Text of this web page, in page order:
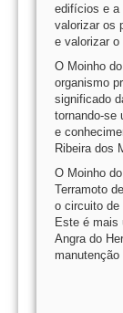
edifícios e a
valorizar os
e valorizar o
O Moinho
organismo
significado
tornando-se
e
Ribeira dos
O Moinho
Terramoto
o circuito de
Este é mais
Angra do
manutenção